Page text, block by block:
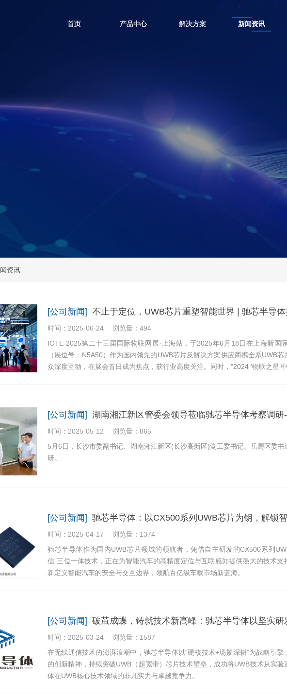
首页 产品中心 解决方案 新闻资讯
资讯
[公司新闻] 不止于定位，UWB芯片重塑智能世界 | 驰芯半导
时间：2025-06-24
浏览量：494
IOTE 2025第二十三届国际物联网展·上海站，于2025年6月18日在上海新国
（展位号：N5A50）作为国内领先的UWB芯片及解决方案供应商携全系UWB
众深度互动，在展会首日成为焦点，获行业高度关注。同时，"2024 ‘物联之星’
[公司新闻] 湖南湘江新区管委会领导莅临驰芯半导体考察调研
时间：2025-05-12
浏览量：865
5月6日，长沙市委副书记、湖南湘江新区(长沙高新区)党工委书记、岳麓区委
研。
[公司新闻] 驰芯半导体：以CX500系列UWB芯片为钥，解锁
时间：2025-04-17
浏览量：1374
驰芯半导体作为国内UWB芯片领域的领航者，凭借自主研发的CX500系列
信”三位一体技术，正在为智能汽车的高精度定位与互联感知提供强大的技术
新定义智能汽车的安全与交互边界，领航百亿级车载市场新蓝海。
[公司新闻] 破茧成蝶，铸就技术新高峰：驰芯半导体以坚实
时间：2025-03-24
浏览量：1587
在无线通信技术的澎湃浪潮中，驰芯半导体以“硬核技术+场景深耕”为战略引
的创新精神，持续突破UWB（超宽带）芯片技术壁垒，成功将UWB技术从实
体在UWB核心技术领域的非凡实力与卓越竞争力。